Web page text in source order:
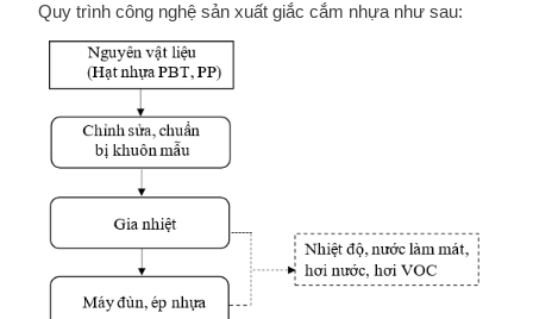
Quy trình công nghệ sản xuất giắc cắm nhựa như sau: